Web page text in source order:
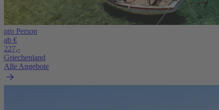
pro Person
ab €
227,-
Griechenland
Alle Angebote